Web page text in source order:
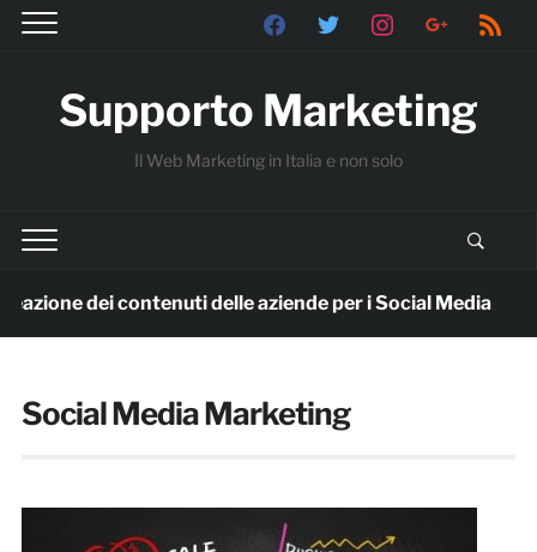
facebooktwitter instagramgoogle rss
Supporto Marketing
Il Web Marketing in Italia e non solo
dei contenuti delle aziende per i Social Media
Social Media Marketing